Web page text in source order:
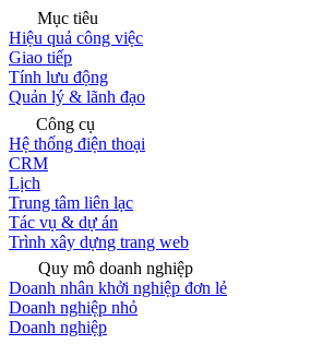
Mục tiêu
Hiệu quả công việc
Giao tiếp
Tính lưu động
Quản lý & lãnh đạo
Công cụ
Hệ thống điện thoại
CRM
Lịch
Trung tâm liên lạc
Tác vụ & dự án
Trình xây dựng trang web
Quy mô doanh nghiệp
Doanh nhân khởi nghiệp đơn lẻ
Doanh nghiệp nhỏ
Doanh nghiệp